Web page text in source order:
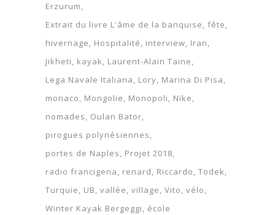
Erzurum
Extrait du livre L'âme de la banquise fête
hivernage
Hospitalité interview Iran
Jikheti
kayak Laurent-Alain Taine
Lega Navale Italiana
Lory Marina Di Pisa
monaco
Mongolie Monopoli
Nike
nomades
Oulan Bator
pirogues polynésiennes
portes de Naples
Projet 2018
radio francigena
renard Riccardo Todek
Turquie
UB vallée village Vito vélo
Winter Kayak Bergeggi
école